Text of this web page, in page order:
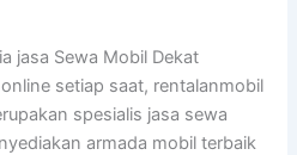
jasa Sewa Mobil Dekat
setiap saat, rentalanmobil
spesialis jasa sewa
armada mobil terbaik